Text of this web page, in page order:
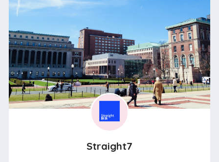
Straight7